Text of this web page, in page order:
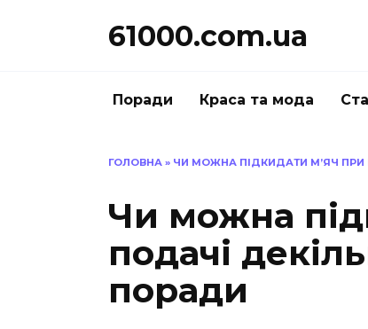
61000.com.ua
Поради Краса та мода
ГОЛОВНА » ЧИ МОЖНА ПІДКИДАТИ М’ЯЧ ПРИ
Чи можна
подачі
поради